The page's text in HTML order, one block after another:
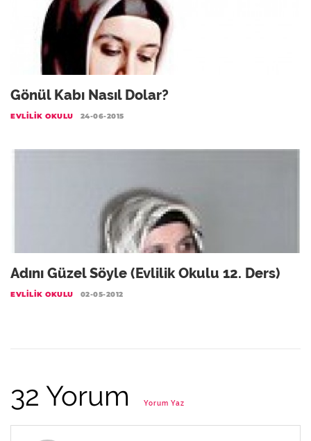
Gönül Kabı Nasıl Dolar?
EVLILIK OKULU 24-06-2015
Adını Güzel Söyle (Evlilik Okulu 12. Ders)
EVLILIK OKULU 02-05-2012
32 Yorum Yorum Yaz